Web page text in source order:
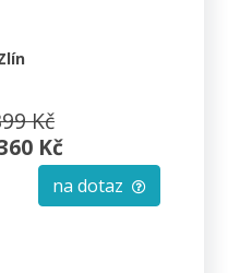
Kč
Kč
na dotaz